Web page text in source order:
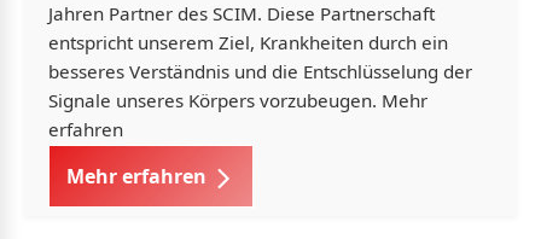
Jahren Partner des SCIM. Diese Partnerschaft
entspricht unserem Ziel, Krankheiten durch ein
besseres Verständnis und die Entschlüsselung der
Signale unseres Körpers vorzubeugen. Mehr
erfahren
Mehr erfahren